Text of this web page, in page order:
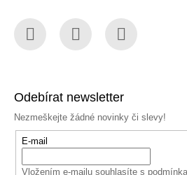
Odebírat newsletter
Nezmeškejte žádné novinky či slevy!
E-mail
Vložením e-mailu souhlasíte s